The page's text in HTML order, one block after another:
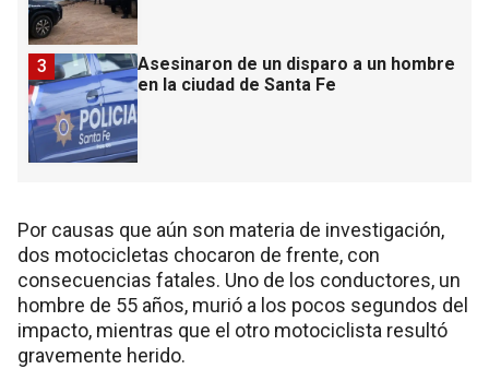
Asesinaron de un disparo a un hombre
en la ciudad de Santa Fe
3
Por causas que aún son materia de investigación,
dos motocicletas chocaron de frente, con
consecuencias fatales. Uno de los conductores, un
hombre de 55 años, murió a los pocos segundos del
impacto, mientras que el otro motociclista resultó
gravemente herido.